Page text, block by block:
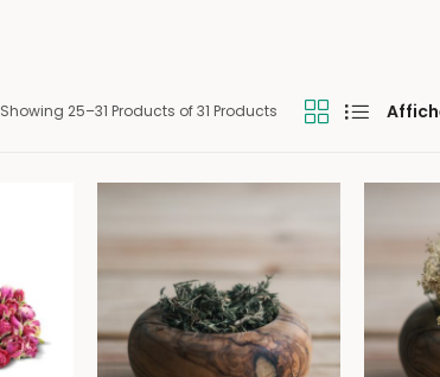
Showing 25–31 Products of 31 Products